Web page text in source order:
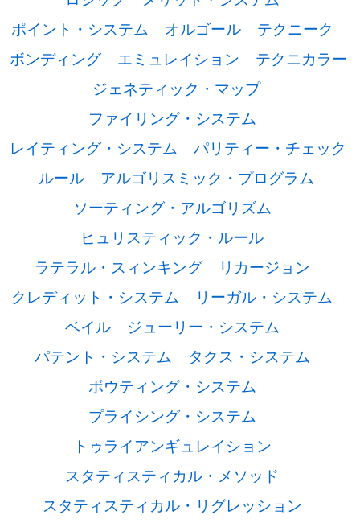
ポイント・システム
オルゴール
テクニーク
ボンディング
エミュレイション
テクニカラー
ジェネティック・マップ
ファイリング・システム
レイティング・システム
パリティー・チェック
ルール
アルゴリスミック・プログラム
ソーティング・アルゴリズム
ヒュリスティック・ルール
ラテラル・スィンキング
リカージョン
クレディット・システム
リーガル・システム
ベイル
ジューリー・システム
パテント・システム
タクス・システム
ボウティング・システム
プライシング・システム
トゥライアンギュレイション
スタティスティカル・メソッド
スタティスティカル・リグレッション